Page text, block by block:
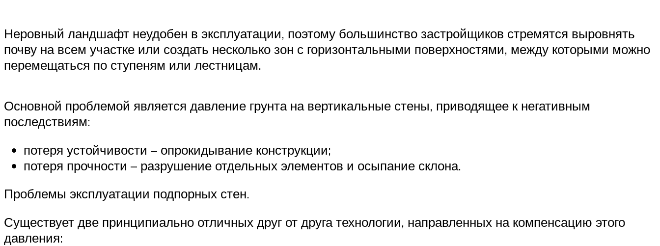
Неровный ландшафт неудобен в эксплуатации, поэтому большинство застройщиков стремятся выровнять
почву на всем участке или создать несколько зон с горизонтальными поверхностями, между которыми можно
перемещаться по ступеням или лестницам.
Основной проблемой является давление грунта на вертикальные стены, приводящее к негативным
последствиям:
потеря устойчивости – опрокидывание конструкции;
потеря прочности – разрушение отдельных элементов и осыпание склона.
Проблемы эксплуатации подпорных стен.
Существует две принципиально отличных друг от друга технологии, направленных на компенсацию этого
давления: